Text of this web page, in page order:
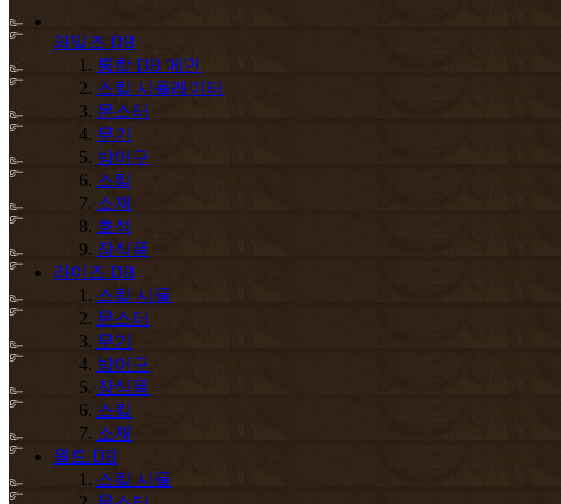
와일즈 DB
통합 DB 메인
스킬 시뮬레이터
몬스터
무기
방어구
스킬
소재
호석
장식품
라이즈 DB
스킬 시뮬
몬스터
무기
방어구
장식품
스킬
소재
월드 DB
스킬 시뮬